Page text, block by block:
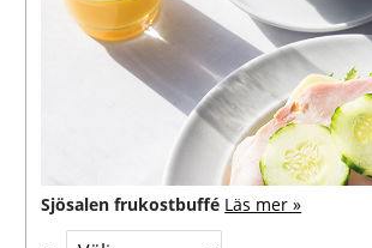
Sjösalen frukostbuffé Läs mer »